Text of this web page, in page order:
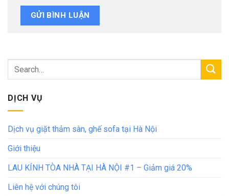
DỊCH VỤ
Dịch vụ giặt thảm sàn, ghế sofa tại Hà Nội
Giới thiệu
LAU KÍNH TÒA NHÀ TẠI HÀ NỘI #1 – Giảm giá 20%
Liên hệ với chúng tôi